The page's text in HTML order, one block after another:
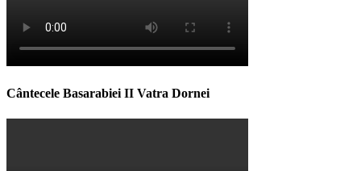
Cântecele Basarabiei II Vatra Dornei